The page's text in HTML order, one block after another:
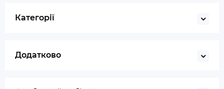
Категорії
Додатково